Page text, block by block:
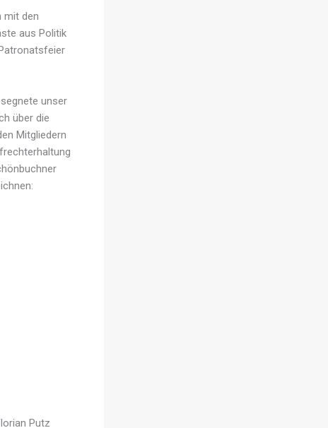
mit den
aus Politik
unser
über die
Mitgliedern
Putz